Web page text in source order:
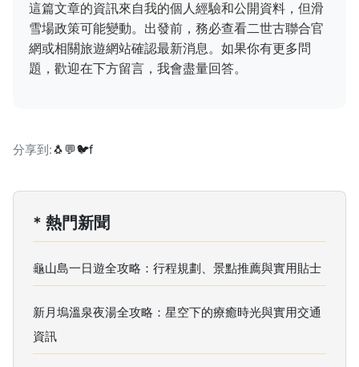
這篇文章的資訊來自我的個人經驗和公開資料，但滑
雪場政策可能變動。出發前，務必查看二世古聯合官
網或相關旅遊網站確認最新消息。如果你有更多問
題，歡迎在下方留言，我會盡量回答。
分享到:🐧💬🐦f
* 熱門新聞
龜山島一日遊全攻略：行程規劃、景點推薦與實用貼士
新月塢溫泉夜湯全攻略：星空下的療癒時光與實用交通
資訊